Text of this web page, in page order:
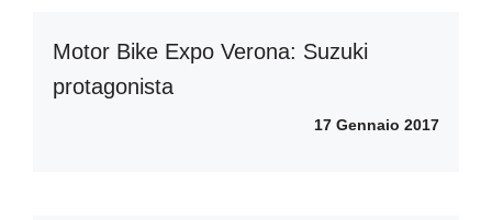
Motor Bike Expo Verona: Suzuki
protagonista
17 Gennaio 2017